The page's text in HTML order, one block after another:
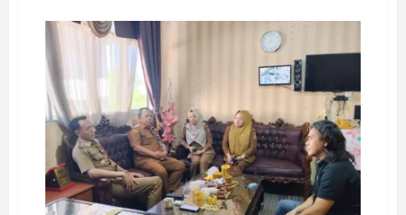
Selvi
Melani
Terkait
Tuduhan
Hoaks,
Tegaskan
Berdasarkan
Perjanjian
Sah